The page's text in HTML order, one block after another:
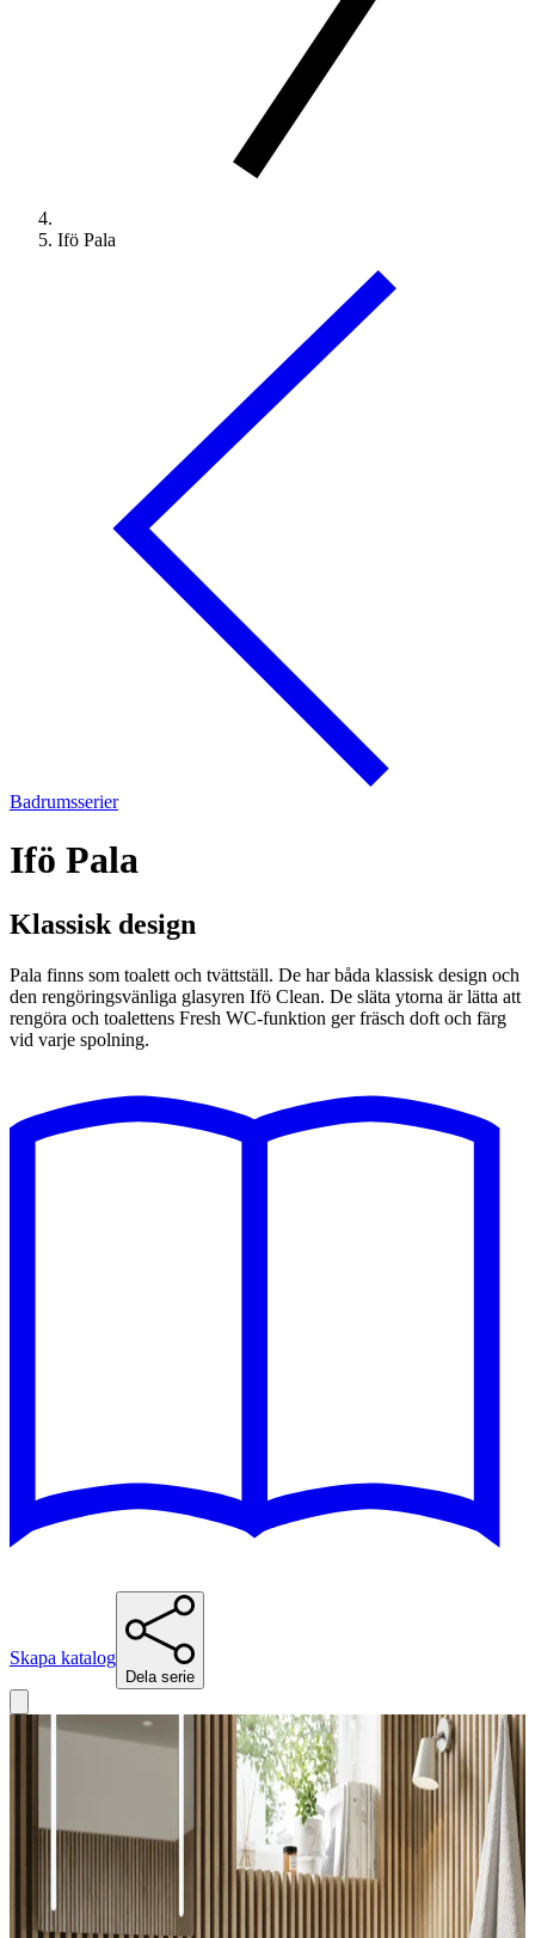
Ifö Pala
Badrumsserier
Ifö Pala
Klassisk design
Pala finns som toalett och tvättställ. De har båda klassisk design och
den rengöringsvänliga glasyren Ifö Clean. De släta ytorna är lätta att
rengöra och toalettens Fresh WC-funktion ger fräsch doft och färg
vid varje spolning.
Skapa katalog
Dela serie